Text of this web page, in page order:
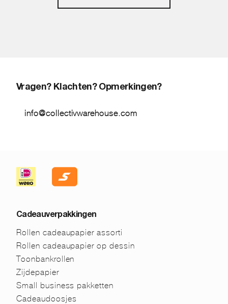
Vragen? Klachten? Opmerkingen?
info@collectivwarehouse.com
Cadeauverpakkingen
Rollen cadeaupapier assorti
Rollen cadeaupapier op dessin
Toonbankrollen
Zijdepapier
Small business pakketten
Cadeaudoosjes